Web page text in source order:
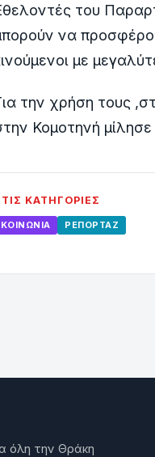
του
να
με
την χρήση τους
Κομοτηνή
ΚΑΤΗΓΟΡΊΕΣ
ΚΟΙΝΩΝΊΑ ΡΕΠΟΡΤΆΖ
όλη την Θράκη